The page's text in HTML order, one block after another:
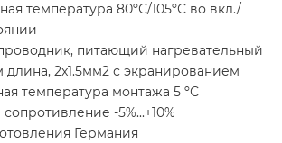
температура 80ºС/105ºС во вкл./
питающий нагревательный
длина, 2x1.5мм2 с экранированием
температура монтажа 5 ºС
-5%...+10%
Германия